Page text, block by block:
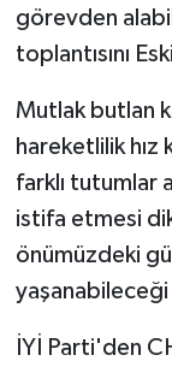
görevden
toplantısını
Mutlak butlan
hareketlilik
farklı tutumlar
istifa etmesi
önümüzdeki
İYİ Parti'den